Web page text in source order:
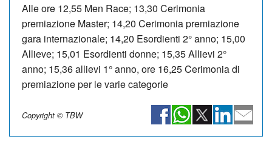
Alle ore 12,55 Men Race; 13,30 Cerimonia
premiazione Master; 14,20 Cerimonia premiazione
gara internazionale; 14,20 Esordienti 2° anno; 15,00
Allieve; 15,01 Esordienti donne; 15,35 Allievi 2°
anno; 15,36 allievi 1° anno, ore 16,25 Cerimonia di
premiazione per le varie categorie
Copyright © TBW